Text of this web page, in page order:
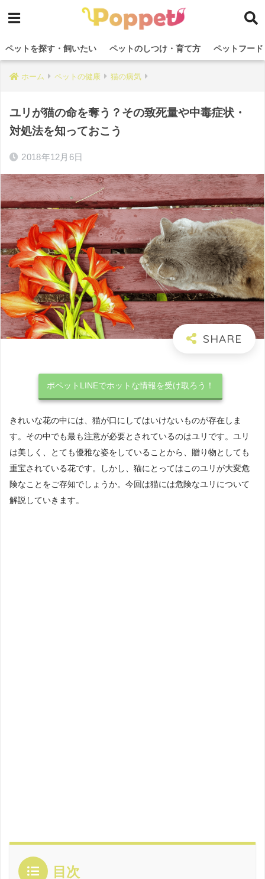
ペットを探す・飼いたい ペットのしつけ・育て方 ペットフー
ホーム ペットの健康 猫の病気
ユリが猫の命を奪う？その致死量や中毒症状・
対処法を知っておこう
2018年12月6日
ポペットLINEでホットな情報を受け取ろう！
きれいな花の中には、猫が口にしてはいけないものが存在しま
す。その中でも最も注意が必要とされているのはユリです。ユリ
は美しく、とても優雅な姿をしていることから、贈り物としても
重宝されている花です。しかし、猫にとってはこのユリが大変危
険なことをご存知でしょうか。今回は猫には危険なユリについて
解説していきます。
目次